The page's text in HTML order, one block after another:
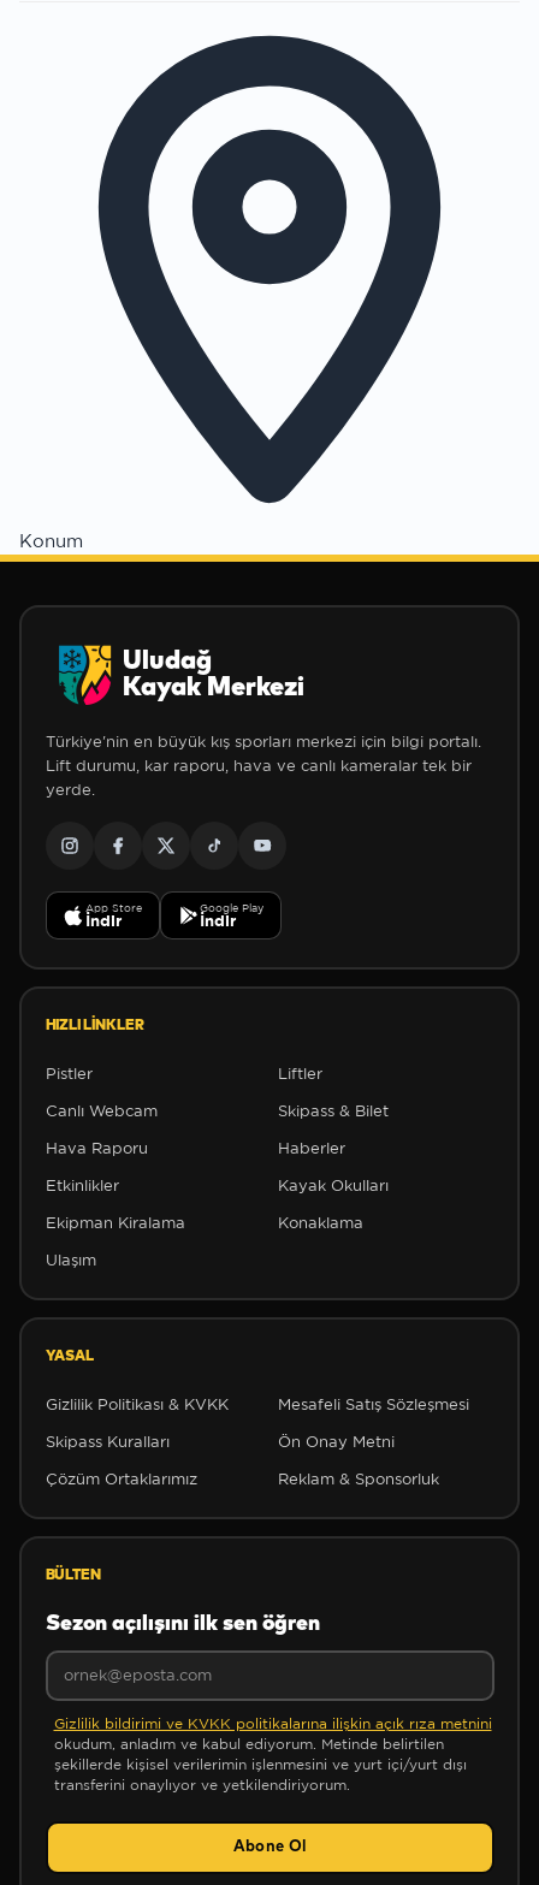
Konum
Uludağ
Kayak Merkezi
Türkiye'nin en büyük kış sporları merkezi için bilgi portalı.
Lift durumu, kar raporu, hava ve canlı kameralar tek bir
yerde.
App Store
İndir
Google Play
İndir
HIZLI LINKLER
Pistler Liftler
Canlı Webcam Skipass & Bilet
Hava Raporu Haberler
Etkinlikler Kayak Okulları
Ekipman Kiralama Konaklama
Ulaşım
YASAL
Gizlilik Politikası & KVKK Mesafeli Satış Sözleşmesi
Skipass Kuralları Ön Onay Metni
Çözüm Ortaklarımız Reklam & Sponsorluk
BÜLTEN
Sezon açılışını ilk sen öğren
Gizlilik bildirimi ve KVKK politikalarına ilişkin açık rıza metnini
okudum, anladım ve kabul ediyorum. Metinde belirtilen
şekillerde kişisel verilerimin işlenmesini ve yurt içi/yurt dışı
transferini onaylıyor ve yetkilendiriyorum.
Abone Ol